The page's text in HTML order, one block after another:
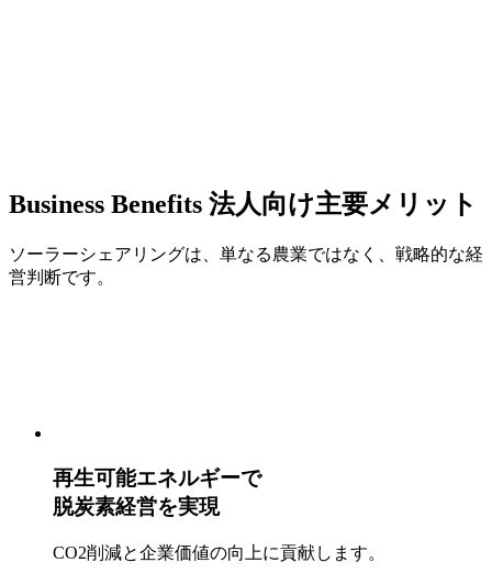
Business Benefits 法人向け主要メリット
ソーラーシェアリングは、単なる農業ではなく、戦略的な経
営判断です。
再生可能エネルギーで
脱炭素経営を実現
CO2削減と企業価値の向上に貢献します。